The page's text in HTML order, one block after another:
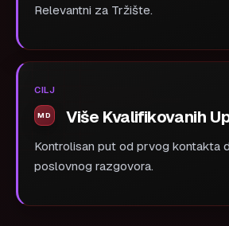
Relevantni za Tržište.
CILJ
Više Kvalifikovanih
Kontrolisan put od prvog kontakta
poslovnog razgovora.